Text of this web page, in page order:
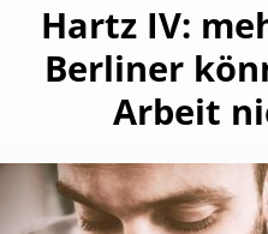
Hartz IV:
Berliner
Arbeit